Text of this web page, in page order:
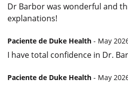
Dr Barbor was wonderful and
explanations!
Paciente de Duke Health - May
I have total confidence in Dr.
Paciente de Duke Health - May